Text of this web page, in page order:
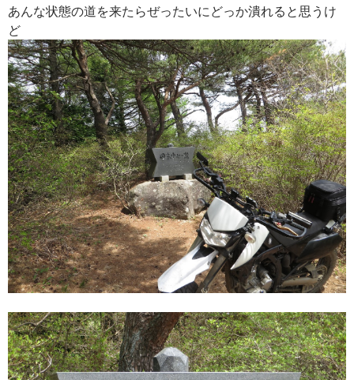
あんな状態の道を来たらぜったいにどっか潰れると思うけ
ど